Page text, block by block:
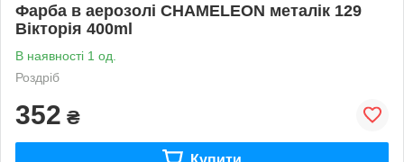
Фарба в аерозолі CHAMELEON металік 129
Вікторія 400ml
В наявності 1 од.
Роздріб
352 ₴